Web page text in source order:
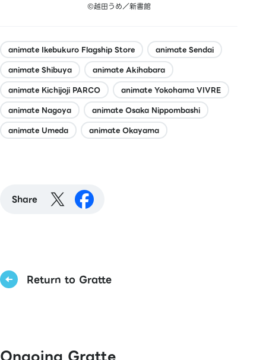
©越田うめ／新書館
animate Ikebukuro Flagship Store
animate Sendai
animate Shibuya
animate Akihabara
animate Kichijoji PARCO
animate Yokohama VIVRE
animate Nagoya
animate Osaka Nippombashi
animate Umeda
animate Okayama
Share
Return to Gratte